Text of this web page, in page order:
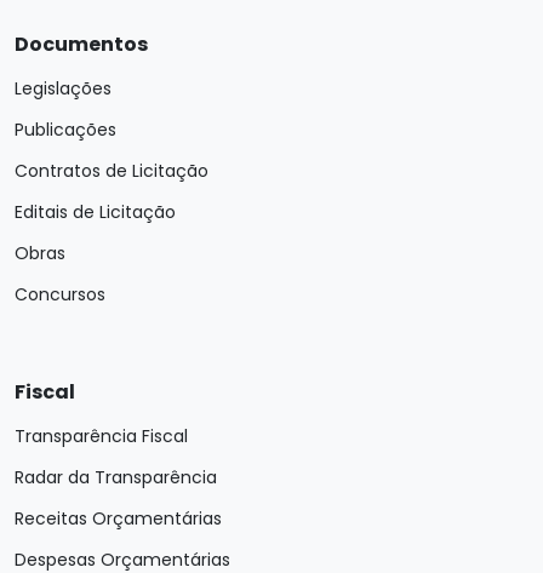
Documentos
Legislações
Publicações
Contratos de Licitação
Editais de Licitação
Obras
Concursos
Fiscal
Transparência Fiscal
Radar da Transparência
Receitas Orçamentárias
Despesas Orçamentárias